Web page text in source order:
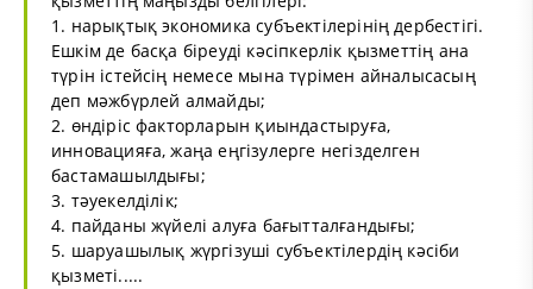
1. нарықтық экономика субъектілерінің дербестігі.
Ешкім де басқа біреуді кәсіпкерлік қызметтің ана
түрін істейсің немесе мына түрімен айналысасың
деп мәжбүрлей алмайды;
2. өндіріс факторларын қиындастыруға,
инновацияға, жаңа еңгізулерге негізделген
бастамашылдығы;
3. тәуекелділік;
4. пайданы жүйелі алуға бағытталғандығы;
5. шаруашылық жүргізуші субъектілердің кәсіби
қызметі.....